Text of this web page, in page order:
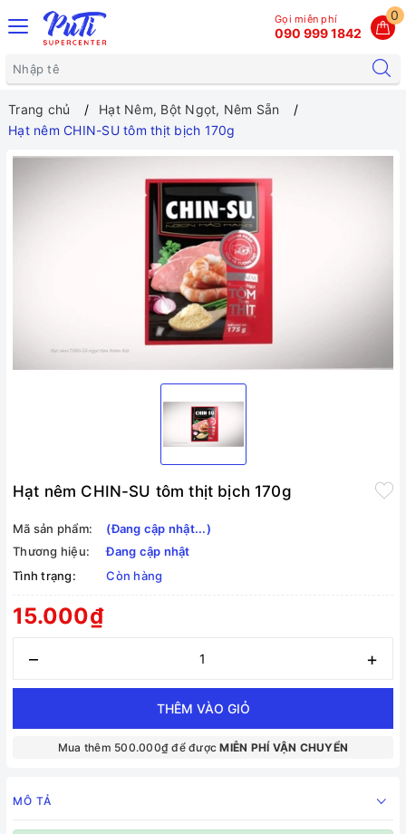
0
Gọi miễn phí
090 999 1842
Trang chủ
Hạt Nêm, Bột Ngọt, Nêm Sẵn
Hạt nêm CHIN-SU tôm thịt bịch 170g
Hạt nêm CHIN-SU tôm thịt bịch 170g
Mã sản phẩm:
(Đang cập nhật...)
Thương hiệu:
Đang cập nhật
Tình trạng:
Còn hàng
15.000₫
– +
THÊM VÀO GIỎ
Mua thêm 500.000₫ để đượcMIỄN PHÍ VẬN CHUYỂN
MÔ TẢ